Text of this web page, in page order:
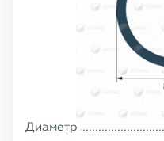
Диаметр